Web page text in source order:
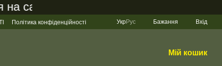
становить 200 грн
Політика конфіденційності
УкрРус Бажання Вхід
Мій кошик